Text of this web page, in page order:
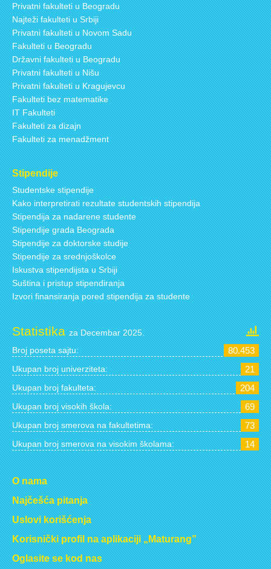
Privatni fakulteti u Beogradu
Najteži fakulteti u Srbiji
Privatni fakulteti u Novom Sadu
Fakulteti u Beogradu
Državni fakulteti u Beogradu
Privatni fakulteti u Nišu
Privatni fakulteti u Kragujevcu
Fakulteti bez matematike
IT Fakulteti
Fakulteti za dizajn
Fakulteti za menadžment
Stipendije
Studentske stipendije
Kako interpretirati rezultate studentskih stipendija
Stipendija za nadarene studente
Stipendije grada Beograda
Stipendije za doktorske studije
Stipendije za srednjoškolce
Iskustva stipendijsta u Srbiji
Suština i pristup stipendiranja
Izvori finansiranja pored stipendija za studente
Statistikaza Decembar 2025.
Broj poseta sajtu: 80.453
Ukupan broj univerziteta: 21
Ukupan broj fakulteta: 204
Ukupan broj visokih škola: 69
Ukupan broj smerova na fakultetima: 73
Ukupan broj smerova na visokim školama: 14
O nama
Najčešća pitanja
Uslovi korišćenja
Korisnički profil na aplikaciji „Maturang”
Oglasite se kod nas